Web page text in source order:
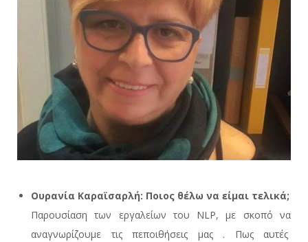
Ουρανία Καραϊσαρλή: Ποιος θέλω να είμαι τελικά;
Παρουσίαση των εργαλείων του NLP, με σκοπό να
αναγνωρίζουμε τις πεποιθήσεις μας . Πως αυτές